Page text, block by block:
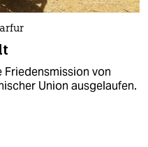
Friedensmission von
Union ausgelaufen.